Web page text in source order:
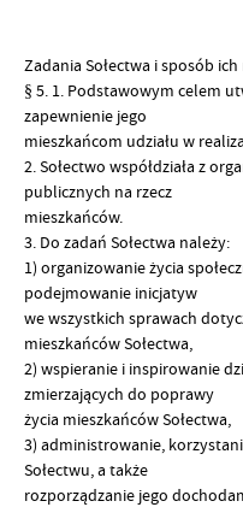
Zadania Sołectwa i sposób
§ 5. 1. Podstawowym celem
zapewnienie jego
mieszkańcom udziału w
2. Sołectwo współdziała z
publicznych na rzecz
mieszkańców.
3. Do zadań Sołectwa należy:
1) organizowanie życia
podejmowanie inicjatyw
we wszystkich sprawach
mieszkańców Sołectwa,
2) wspieranie i inspirowanie
zmierzających do poprawy
życia mieszkańców Sołectwa,
3) administrowanie,
Sołectwu, a także
rozporządzanie jego